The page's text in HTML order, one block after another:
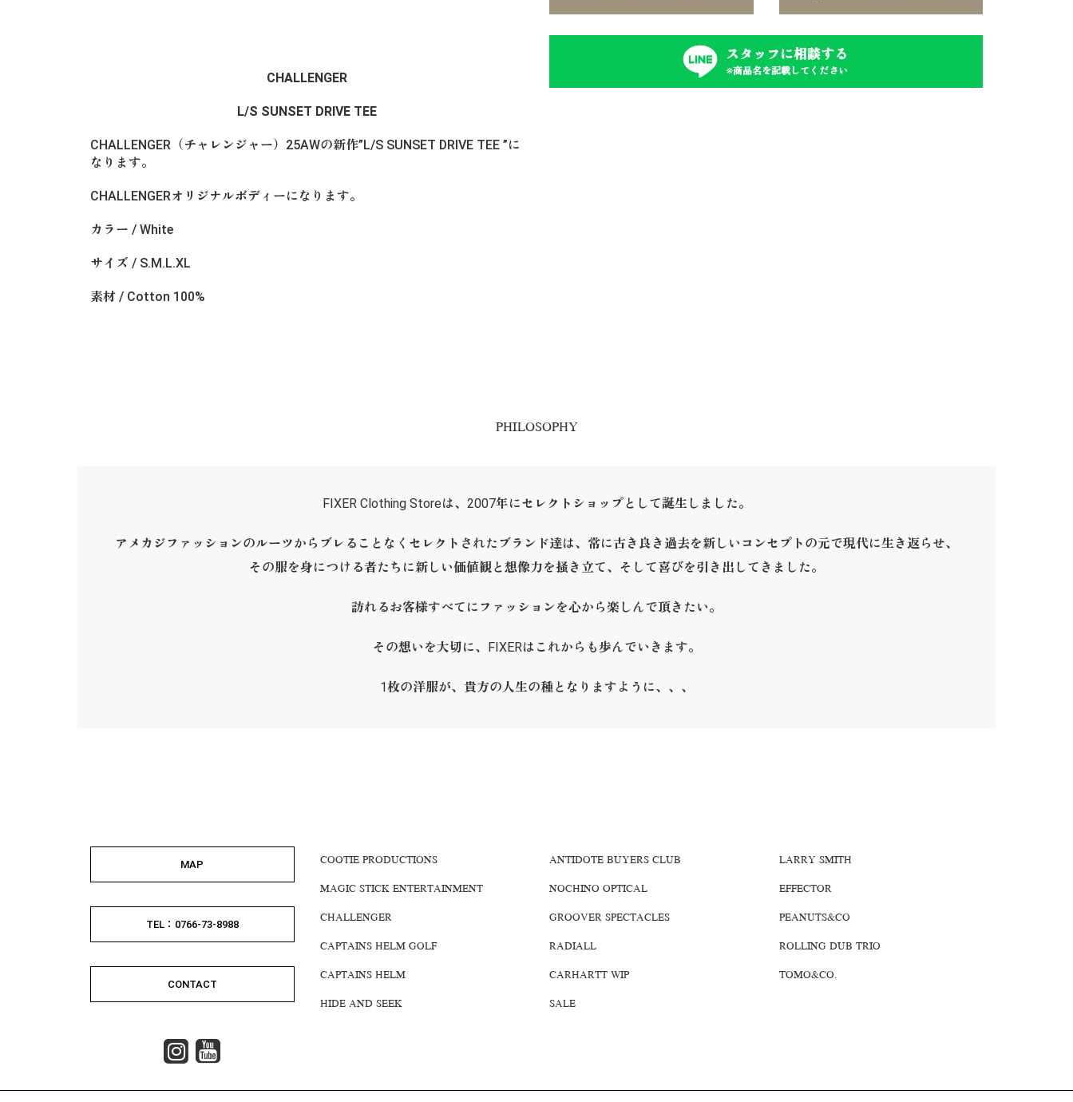
CHALLENGER
L/S SUNSET DRIVE TEE
CHALLENGER（チャレンジャー）25AWの新作”L/S SUNSET DRIVE TEE ”に
なります。
CHALLENGERオリジナルボディーになります。
カラー / White
サイズ / S.M.L.XL
素材 / Cotton 100%
スタッフに相談する
※商品名を記載してください
PHILOSOPHY
FIXER Clothing Storeは、2007年にセレクトショップとして誕生しました。
アメカジファッションのルーツからブレることなくセレクトされたブランド達は、常に古き良き過去を新しいコンセプトの元で現代に生き返らせ、
その服を身につける者たちに新しい価値観と想像力を掻き立て、そして喜びを引き出してきました。
訪れるお客様すべてにファッションを心から楽しんで頂きたい。
その想いを大切に、FIXERはこれからも歩んでいきます。
1枚の洋服が、貴方の人生の種となりますように、、、
MAP
TEL：0766-73-8988
CONTACT
COOTIE PRODUCTIONS
MAGIC STICK ENTERTAINMENT
CHALLENGER
CAPTAINS HELM GOLF
CAPTAINS HELM
HIDE AND SEEK
ANTIDOTE BUYERS CLUB
NOCHINO OPTICAL
GROOVER SPECTACLES
RADIALL
CARHARTT WIP
SALE
LARRY SMITH
EFFECTOR
PEANUTS&CO
ROLLING DUB TRIO
TOMO&CO.